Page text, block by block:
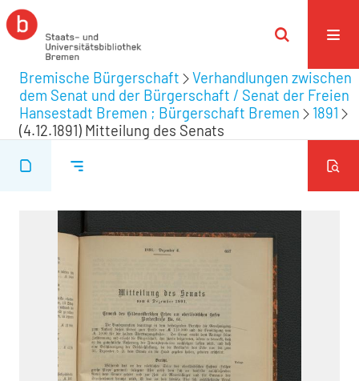
Bremische Bürgerschaft
Verhandlungen zwischen
dem Senat und der Bürgerschaft / Senat der Freien
Hansestadt Bremen ; Bürgerschaft Bremen
1891
(4.12.1891) Mitteilung des Senats